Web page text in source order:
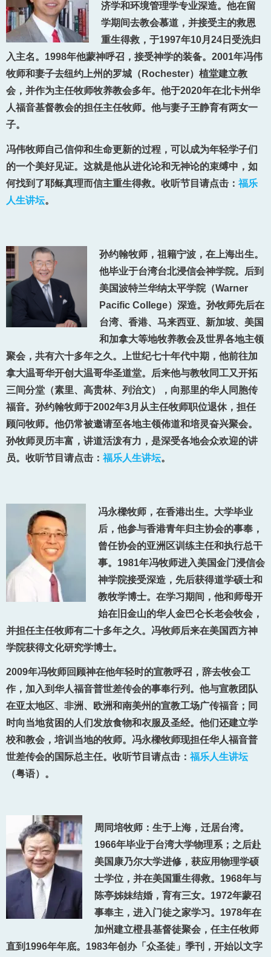
济学和环境管理学专业深造。他在留
学期间去教会慕道，并接受主的救恩
重生得救，于1997年10月24日受洗归
入主名。1998年他蒙神呼召，接受神学的装备。2001年冯伟
牧师和妻子去纽约上州的罗城（Rochester）植堂建立教
会，并作为主任牧师牧养教会多年。他于2020年在北卡州华
人福音基督教会的担任主任牧师。他与妻子王静育有两女一
子。
冯伟牧师自己信仰和生命更新的过程，可以成为年轻学子们
的一个美好见证。这就是他从进化论和无神论的束缚中，如
何找到了耶稣真理而信主重生得救。收听节目请点击： 福乐
人生讲坛。
孙约翰牧师，祖籍宁波，在上海出生。
他毕业于台湾台北浸信会神学院。后到
美国波特兰华纳太平学院（Warner
Pacific College）深造。孙牧师先后在
台湾、香港、马来西亚、新加坡、美国
和加拿大等地牧养教会及世界各地主领
聚会，共有六十多年之久。上世纪七十年代中期，他前往加
拿大温哥华开创大温哥华圣道堂。后来他与教牧同工又开拓
三间分堂（素里、高贵林、列治文），向那里的华人同胞传
福音。孙约翰牧师于2002年3月从主任牧师职位退休，担任
顾问牧师。他仍常被邀请至各地主领佈道和培灵奋兴聚会。
孙牧师灵历丰富，讲道活泼有力，是深受各地会众欢迎的讲
员。收听节目请点击： 福乐人生讲坛。
冯永樑牧师，在香港出生。大学毕业
后，他参与香港青年归主协会的事奉，
曾任协会的亚洲区训练主任和执行总干
事。1981年冯牧师进入美国金门浸信会
神学院接受深造，先后获得道学硕士和
教牧学博士。在学习期间，他和师母开
始在旧金山的华人金巴仑长老会牧会，
并担任主任牧师有二十多年之久。冯牧师后来在美国西方神
学院获得文化研究学博士。
2009年冯牧师回顾神在他年轻时的宣教呼召，辞去牧会工
作，加入到华人福音普世差传会的事奉行列。他与宣教团队
在亚太地区、非洲、欧洲和南美州的宣教工场广传福音；同
时向当地贫困的人们发放食物和衣服及圣经。他们还建立学
校和教会，培训当地的牧师。冯永樑牧师现担任华人福音普
世差传会的国际总主任。收听节目请点击： 福乐人生讲坛
（粤语）。
周同培牧师：生于上海，迁居台湾。
1966年毕业于台湾大学物理系；之后赴
美国康乃尔大学进修，获应用物理学硕
士学位，并在美国重生得救。1968年与
陈亭姊妹结婚，育有三女。1972年蒙召
事奉主，进入门徒之家学习。1978年在
加州建立橙县基督徒聚会，任主任牧师
直到1996年年底。1983年创办「众圣徒」季刊，开始以文字